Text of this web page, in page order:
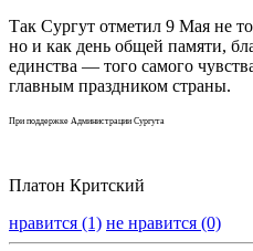
Так Сургут отметил 9 Мая не
но и как день общей памяти,
единства — того самого
главным праздником страны.
При поддержке Администрации Сургута
Платон Критский
нравится (1) не нравится (0)